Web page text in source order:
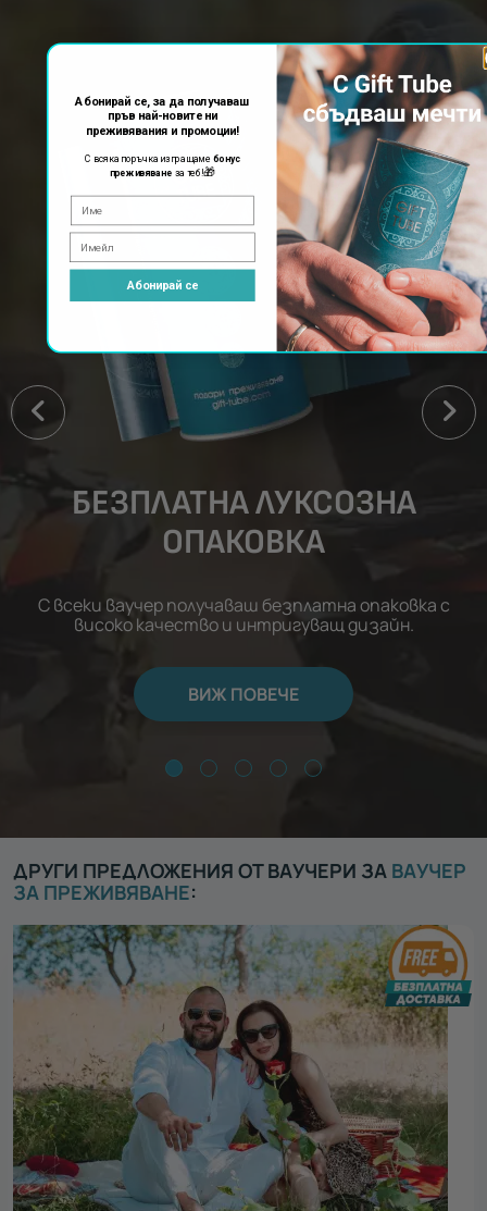
БЕЗПЛАТНА ЛУКСОЗНА
ОПАКОВКА
С всеки ваучер получаваш безплатна опаковка с
високо качество и интригуващ дизайн.
ВИЖ ПОВЕЧЕ
ДРУГИ ПРЕДЛОЖЕНИЯ ОТ ВАУЧЕРИ ЗА ВАУЧЕР
ЗА ПРЕЖИВЯВАНЕ:
Абонирай се, за да получаваш
пръв най-новите ни
преживявания и промоции!
С всяка поръчка изпращаме бонус
преживяване за теб!🎁
Абонирай се